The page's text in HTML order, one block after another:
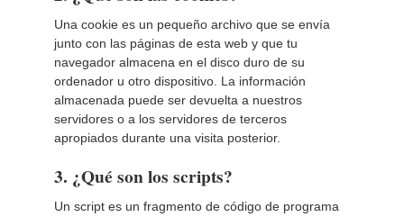
Una cookie es un pequeño archivo que se envía
junto con las páginas de esta web y que tu
navegador almacena en el disco duro de su
ordenador u otro dispositivo. La información
almacenada puede ser devuelta a nuestros
servidores o a los servidores de terceros
apropiados durante una visita posterior.
3. ¿Qué son los scripts?
Un script es un fragmento de código de programa